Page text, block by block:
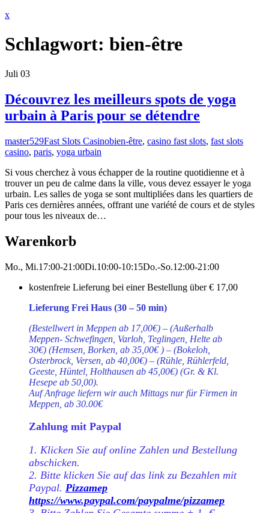
xClose
Schlagwort: bien-être
Juli 03
Découvrez les meilleurs spots de yoga
urbain à Paris pour se détendre
master529Fast Slots Casinobien-être, casino fast slots, fast slots
casino, paris, yoga urbain
Si vous cherchez à vous échapper de la routine quotidienne et à
trouver un peu de calme dans la ville, vous devez essayer le yoga
urbain. Les salles de yoga se sont multipliées dans les quartiers de
Paris ces dernières années, offrant une variété de cours et de styles
pour tous les niveaux de…
Warenkorb
Mo., Mi.17:00-21:00Di.10:00-10:15Do.-So.12:00-21:00
kostenfreie Lieferung bei einer Bestellung über€ 17,00
Lieferung Frei Haus (30 – 50 min)
(Bestellwert in Meppen ab 17,00€) – (Außerhalb
Meppen- Schwefingen, Varloh, Teglingen, Helte ab
30€) (Hemsen, Borken, ab 35,00€ ) – (Bokeloh,
Osterbrock, Versen, ab 40,00€) – (Rühle, Rühlerfeld,
Geeste, Hüntel, Holthausen ab 45,00€) (Gr. & Kl.
Hesepe ab 50,00).
Auf Anfrage liefern wir auch Mittags nur für Firmen in
Meppen, ab 30.00€
Zahlung mit Paypal
1. Klicken Sie auf online Zahlen und Bestellung
abschicken.
2. Bitte klicken Sie auf das link zu Bezahlen mit
Paypal. Pizzamep
https://www.paypal.com/paypalme/pizzamep